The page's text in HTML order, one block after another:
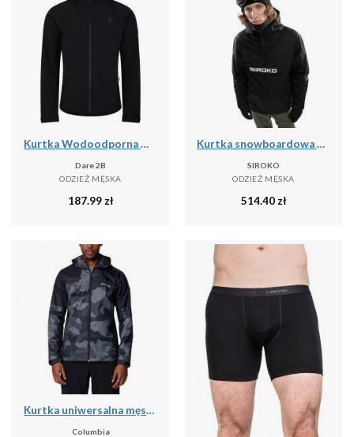
Kurtka Wodoodporna Męska Switch Out II
Dare 2B
ODZIEŻ MĘSKA
187.99 zł
Kurtka snowboardowa męska W6 Bruson
SIROKO
ODZIEŻ MĘSKA
514.40 zł
Kurtka uniwersalna męska Columbia Inner Limits Iii
Columbia